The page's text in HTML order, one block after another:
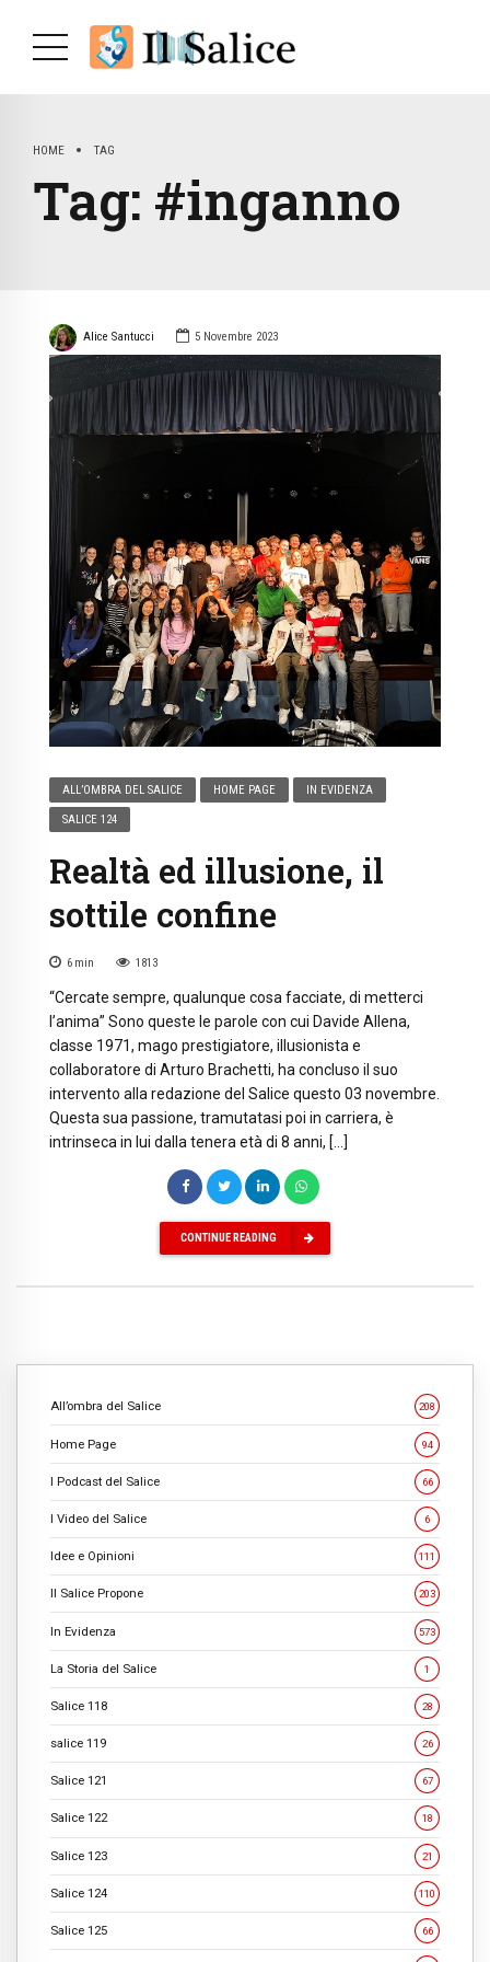
HOME TAG
Tag: #inganno
Alice Santucci 5 Novembre 2023
ALL’OMBRA DEL SALICE HOME PAGE IN EVIDENZA
SALICE 124
Realtà ed illusione, il
sottile confine
6 min 1813
“Cercate sempre, qualunque cosa facciate, di metterci
l’anima” Sono queste le parole con cui Davide Allena,
classe 1971, mago prestigiatore, illusionista e
collaboratore di Arturo Brachetti, ha concluso il suo
intervento alla redazione del Salice questo 03 novembre.
Questa sua passione, tramutatasi poi in carriera, è
intrinseca in lui dalla tenera età di 8 anni, […]
CONTINUE READING
All’ombra del Salice 208
Home Page 94
I Podcast del Salice 66
I Video del Salice 6
Idee e Opinioni 111
Il Salice Propone 203
In Evidenza 573
La Storia del Salice 1
Salice 118 28
salice 119 26
Salice 121 67
Salice 122 18
Salice 123 21
Salice 124 110
Salice 125 66